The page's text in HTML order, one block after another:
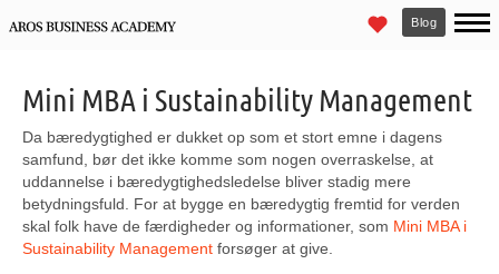
Blog
Mini MBA i Sustainability Management
Da bæredygtighed er dukket op som et stort emne i dagens
samfund, bør det ikke komme som nogen overraskelse, at
uddannelse i bæredygtighedsledelse bliver stadig mere
betydningsfuld. For at bygge en bæredygtig fremtid for verden
skal folk have de færdigheder og informationer, som Mini MBA i
Sustainability Management forsøger at give.